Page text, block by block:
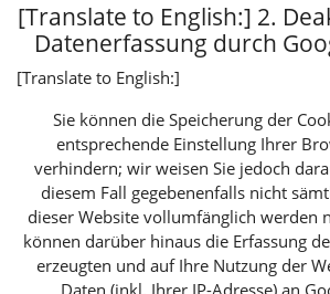
[Translate to English:] 2.
Datenerfassung durch
[Translate to English:]
Sie können die Speicherung der
entsprechende Einstellung Ihrer
verhindern; wir weisen Sie jedoch
diesem Fall gegebenenfalls nicht
dieser Website vollumfänglich werden
können darüber hinaus die Erfassung
erzeugten und auf Ihre Nutzung der